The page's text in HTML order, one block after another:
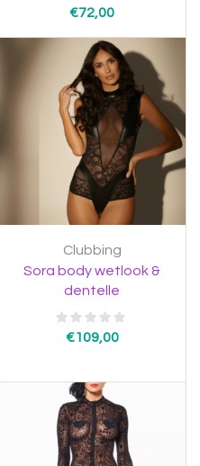
€72,00
Clubbing
Sora body wetlook &
dentelle
€109,00